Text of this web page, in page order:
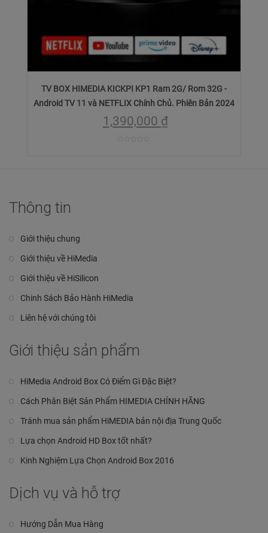
TV BOX HIMEDIA KICKPI KP1 Ram 2G/ Rom 32G -
Android TV 11 và NETFLIX Chính Chủ. Phiên Bản 2024
1,390,000 ₫
Thông tin
Giới thiệu chung
Giới thiệu về HiMedia
Giới thiệu về HiSilicon
Chinh Sách Bảo Hành HiMedia
Liên hệ với chúng tôi
Giới thiệu sản phẩm
HiMedia Android Box Có Điểm Gì Đặc Biệt?
Cách Phân Biệt Sản Phẩm HIMEDIA CHÍNH HÃNG
Tránh mua sản phẩm HiMEDIA bản nội địa Trung Quốc
Lựa chọn Android HD Box tốt nhất?
Kinh Nghiệm Lựa Chọn Android Box 2016
Dịch vụ và hỗ trợ
Hướng Dẫn Mua Hàng